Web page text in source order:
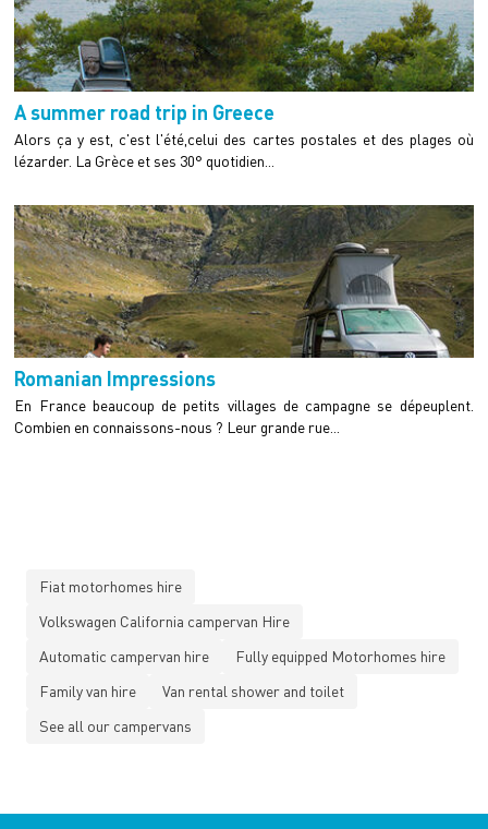
A summer road trip in Greece
Alors ça y est, c'est l'été,celui des cartes postales et des plages où
lézarder. La Grèce et ses 30° quotidien...
Romanian Impressions
En France beaucoup de petits villages de campagne se dépeuplent.
Combien en connaissons-nous ? Leur grande rue...
Fiat motorhomes hire
Volkswagen California campervan Hire
Automatic campervan hire
Fully equipped Motorhomes hire
Family van hire
Van rental shower and toilet
See all our campervans